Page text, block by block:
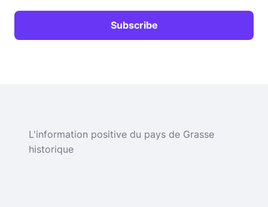
L'information positive du pays de Grasse
historique